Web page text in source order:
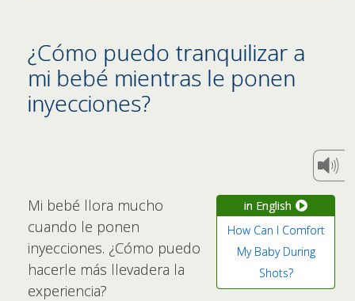
¿Cómo puedo tranquilizar a
mi bebé mientras le ponen
inyecciones?
in English
How Can I Comfort
My Baby During
Shots?
Mi bebé llora mucho
cuando le ponen
inyecciones. ¿Cómo puedo
hacerle más llevadera la
experiencia?